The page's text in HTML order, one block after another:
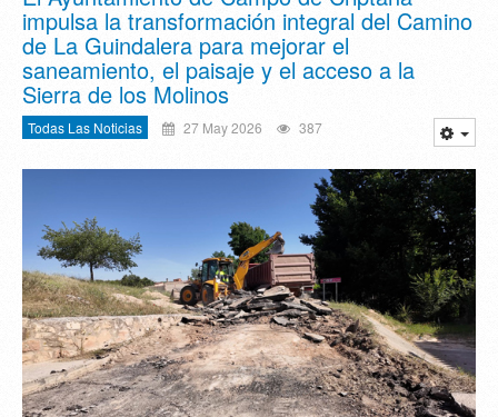
impulsa la transformación integral del Camino
de La Guindalera para mejorar el
saneamiento, el paisaje y el acceso a la
Sierra de los Molinos
Todas Las Noticias 27 May 2026 387